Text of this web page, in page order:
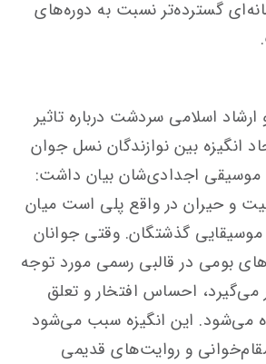
گسترده‌تر نسبت به دوره‌های
اسلامی سردشت درباره تاثیر
انگیزه بین نوازندگان نسل جوان
موسیقی اجدادی‌شان بیان داشت:
و حیران در واقع پلی است میان
گذشتگان. وقتی جوانان
بومی در قالبی رسمی مورد توجه
می‌گیرد، احساس افتخار و تعلق
می‌شود. این انگیزه سبب می‌شود
و روایت‌های قدیمی